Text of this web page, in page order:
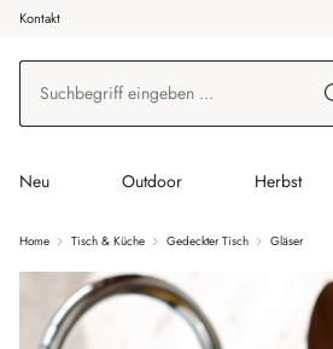
Hauptinhalt springen
Zur Suche springen
Zur Hauptnavigation springen
Kontakt
Neu Outdoor Herbst
Home Tisch & Küche Gedeckter Tisch Gläser